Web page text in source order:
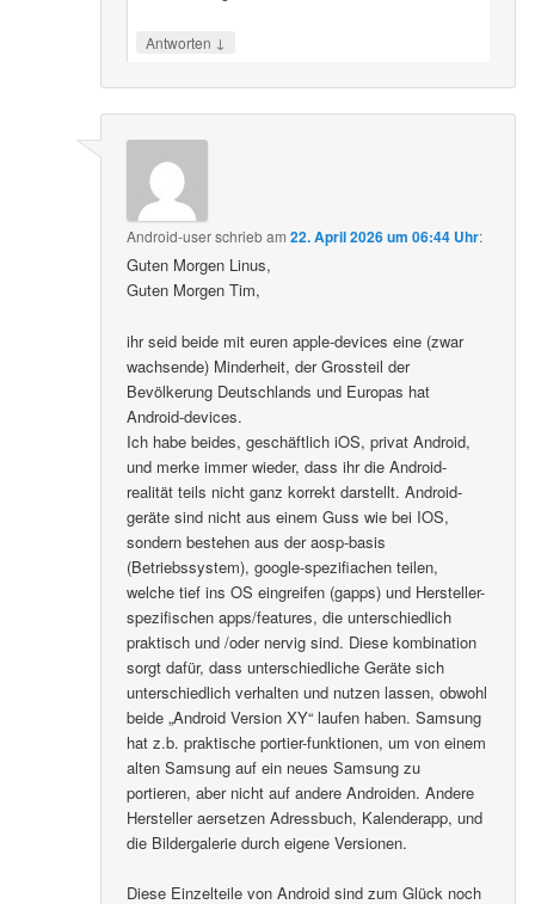
Antworten ↓
Android-userschriebam22. April 2026 um 06:44 Uhr:
Guten Morgen Linus,
Guten Morgen Tim,
ihr seid beide mit euren apple-devices eine (zwar
wachsende) Minderheit, der Grossteil der
Bevölkerung Deutschlands und Europas hat
Android-devices.
Ich habe beides, geschäftlich iOS, privat Android,
und merke immer wieder, dass ihr die Android-
realität teils nicht ganz korrekt darstellt. Android-
geräte sind nicht aus einem Guss wie bei IOS,
sondern bestehen aus der aosp-basis
(Betriebssystem), google-spezifiachen teilen,
welche tief ins OS eingreifen (gapps) und Hersteller-
spezifischen apps/features, die unterschiedlich
praktisch und /oder nervig sind. Diese kombination
sorgt dafür, dass unterschiedliche Geräte sich
unterschiedlich verhalten und nutzen lassen, obwohl
beide „Android Version XY“ laufen haben. Samsung
hat z.b. praktische portier-funktionen, um von einem
alten Samsung auf ein neues Samsung zu
portieren, aber nicht auf andere Androiden. Andere
Hersteller aersetzen Adressbuch, Kalenderapp, und
die Bildergalerie durch eigene Versionen.
Diese Einzelteile von Android sind zum Glück noch